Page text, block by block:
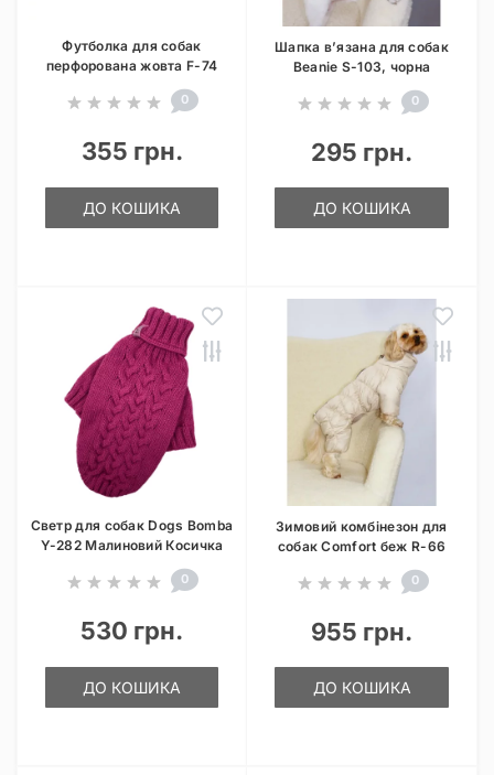
Футболка для собак
перфорована жовта F-74
0
355 грн.
ДО КОШИКА
Шапка в’язана для собак
Beanie S-103, чорна
0
295 грн.
ДО КОШИКА
Светр для собак Dogs Bomba
Y-282 Малиновий Косичка
0
530 грн.
ДО КОШИКА
Зимовий комбінезон для
собак Comfort беж R-66
0
955 грн.
ДО КОШИКА